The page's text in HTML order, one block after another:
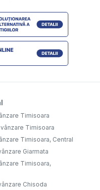
Timisoara
Timisoara
Timisoara, Central
Giarmata
Timisoara,
Chisoda